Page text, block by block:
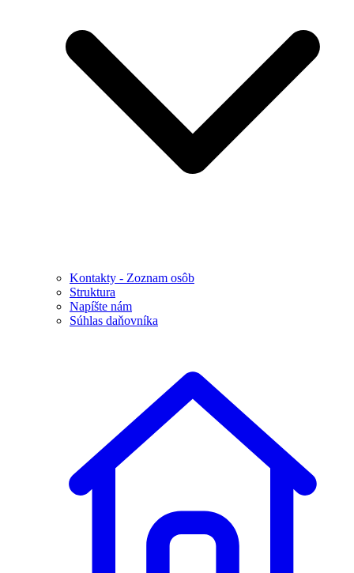
Kontakty - Zoznam osôb
Struktura
Napíšte nám
Súhlas daňovníka